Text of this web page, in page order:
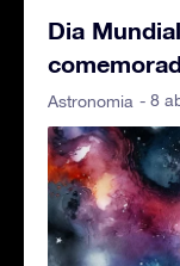
Dia
Astronomia - 8